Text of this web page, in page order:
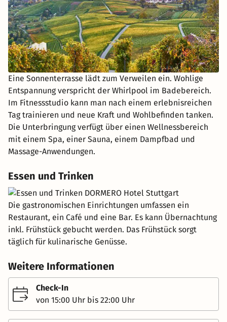
Eine Sonnenterrasse lädt zum Verweilen ein. Wohlige
Entspannung verspricht der Whirlpool im Badebereich.
Im Fitnessstudio kann man nach einem erlebnisreichen
Tag trainieren und neue Kraft und Wohlbefinden tanken.
Die Unterbringung verfügt über einen Wellnessbereich
mit einem Spa, einer Sauna, einem Dampfbad und
Massage-Anwendungen.
Essen und Trinken
Die gastronomischen Einrichtungen umfassen ein
Restaurant, ein Café und eine Bar. Es kann Übernachtung
inkl. Frühstück gebucht werden. Das Frühstück sorgt
täglich für kulinarische Genüsse.
Weitere Informationen
Check-In
von 15:00 Uhr bis 22:00 Uhr